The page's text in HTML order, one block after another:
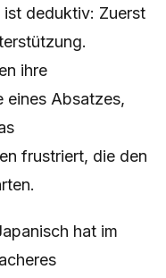
deduktiv: Zuerst
ihre
eines Absatzes,
frustriert, die den
hat im